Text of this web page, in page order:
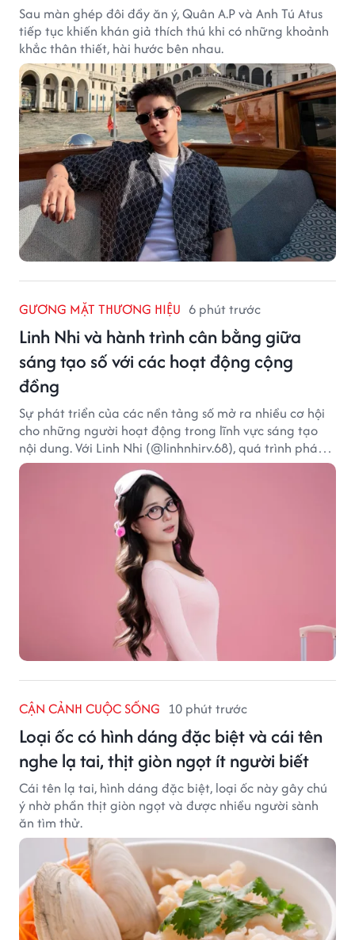
Sau màn ghép đôi đầy ăn ý, Quân A.P và Anh Tú Atus
tiếp tục khiến khán giả thích thú khi có những khoảnh
khắc thân thiết, hài hước bên nhau.
GƯƠNG MẶT THƯƠNG HIỆU 6 phút trước
Linh Nhi và hành trình cân bằng giữa
sáng tạo số với các hoạt động cộng
đồng
Sự phát triển của các nền tảng số mở ra nhiều cơ hội
cho những người hoạt động trong lĩnh vực sáng tạo
nội dung. Với Linh Nhi (@linhnhirv.68), quá trình phát
triển nội dung trên mạng xã hội được kết hợp cùng
các dự án truyền thông và hoạt động hướng đến cộng
đồng. Hiện cô hoạt động trong các lĩnh vực beauty,
lifestyle và fashion, đồng thời tham gia một số chương
trình, sự kiện liên quan đến truyền thông và thương
CẬN CẢNH CUỘC SỐNG 10 phút trước
Loại ốc có hình dáng đặc biệt và cái tên
nghe lạ tai, thịt giòn ngọt ít người biết
Cái tên lạ tai, hình dáng đặc biệt, loại ốc này gây chú
ý nhờ phần thịt giòn ngọt và được nhiều người sành
ăn tìm thử.